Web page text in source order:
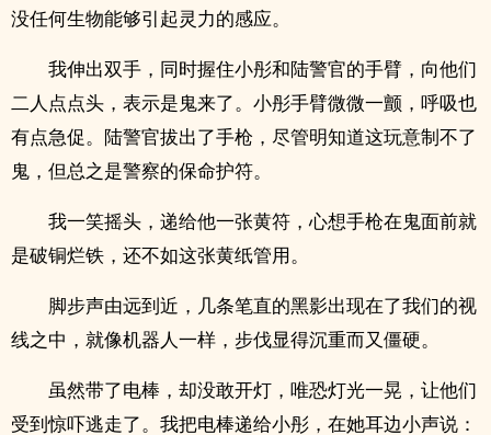
没任何生物能够引起灵力的感应。
我伸出双手，同时握住小彤和陆警官的手臂，向他们
二人点点头，表示是鬼来了。小彤手臂微微一颤，呼吸也
有点急促。陆警官拔出了手枪，尽管明知道这玩意制不了
鬼，但总之是警察的保命护符。
我一笑摇头，递给他一张黄符，心想手枪在鬼面前就
是破铜烂铁，还不如这张黄纸管用。
脚步声由远到近，几条笔直的黑影出现在了我们的视
线之中，就像机器人一样，步伐显得沉重而又僵硬。
虽然带了电棒，却没敢开灯，唯恐灯光一晃，让他们
受到惊吓逃走了。我把电棒递给小彤，在她耳边小声说：